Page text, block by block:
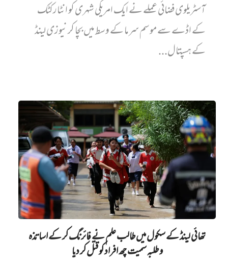
آسٹریلوی فضائی عملے نے ایک امریکی شہری کو انٹارکٹک
کے اڈے سے موسم سرما کے وسط میں بچا کر نیوزی لینڈ
کے ہسپتال...
تھائی لینڈ کے سکول میں طالب علم نے فائرنگ کر کے اساتذہ
و طلبہ سمیت چھ افراد کو قتل کر دیا